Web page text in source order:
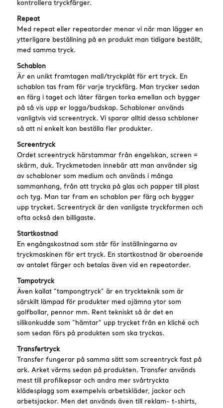
kontrollera tryckfärger.
Repeat
Med repeat eller repeatorder menar vi när man lägger en
ytterligare beställning på en produkt man tidigare beställt,
med samma tryck.
Schablon
Är en unikt framtagen mall/tryckplåt för ert tryck. En
schablon tas fram för varje tryckfärg. Man trycker sedan
en färg i taget och låter färgen torka emellan och bygger
på så vis upp er logga/budskap. Schabloner används
vanligtvis vid screentryck. Vi sparar alltid dessa schbloner
så att ni enkelt kan beställa fler produkter.
Screentryck
Ordet screentryck härstammar från engelskan, screen =
skärm, duk. Tryckmetoden innebär att man använder sig
av schabloner som medium och används i många
sammanhang, från att trycka på glas och papper till plast
och tyg. Man tar fram en schablon per färg och bygger
upp trycket. Screentryck är den vanligste tryckformen och
ofta också den billigaste.
Startkostnad
En engångskostnad som står för inställningarna av
tryckmaskinen för ert tryck. En startkostnad är oberoende
av antalet färger och betalas även vid en repeatorder.
Tampotryck
Även kallat ”tampongtryck” är en tryckteknik som är
särskilt lämpad för produkter med ojämna ytor som
golfbollar, pennor mm. Rent tekniskt så är det en
silikonkudde som “hämtar” upp trycket från en kliché och
som sedan förs på produkten som ska tryckas.
Transfertryck
Transfer fungerar på samma sätt som screentryck fast på
ark. Arket värms sedan på produkten. Transfer används
mest till profilkepsar och andra mer svårtryckta
klädesplagg som exempelvis arbetskläder, jackor och
arbetsjackor. Men det används även till reklam- t-shirts,